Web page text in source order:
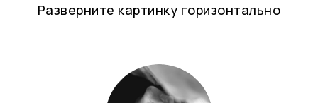
Разверните картинку горизонтально